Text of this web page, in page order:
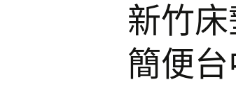
新竹
簡便